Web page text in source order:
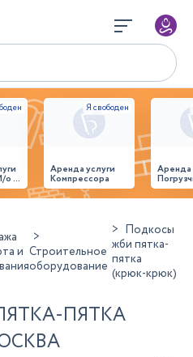
г.
Аренда услуги
Компрессора
и Строительное
оборудование
Подкосы
жби пятка-
пятка
(крюк-крюк)
ПЯТКА